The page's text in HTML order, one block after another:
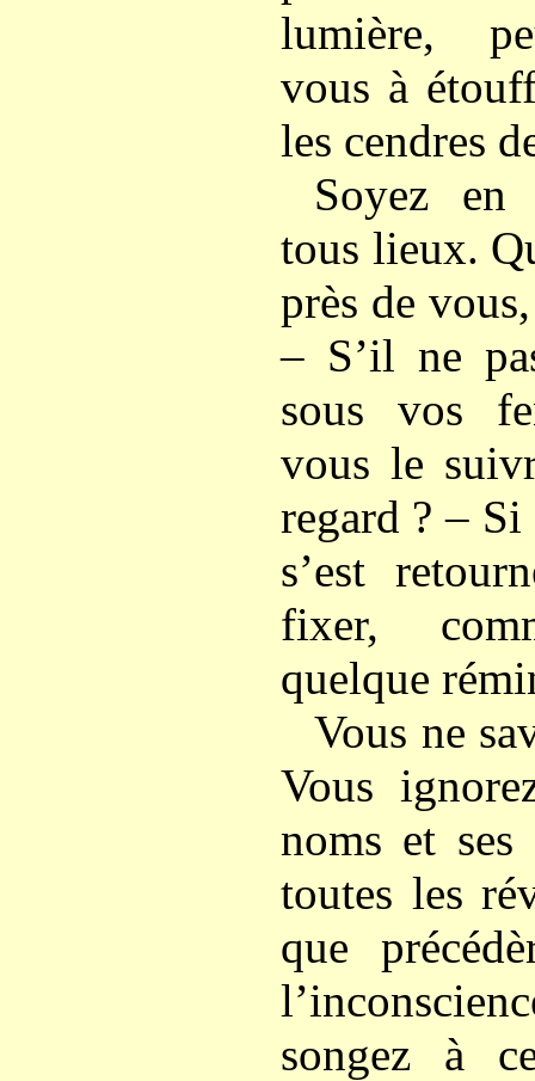
lumière,
vous à
les cendres
Soyez en
tous lieux.
près de
– S’il ne
sous vos
vous le
regard ? –
s’est
fixer,
quelque
Vous ne
Vous
noms et ses
toutes les
que
songez à